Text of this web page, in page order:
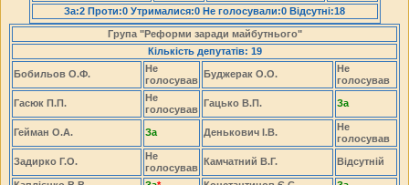
За:2 Проти:0 Утрималися:0 Не голосували:0 Відсутні:18
Група "Реформи заради майбутнього"
Кількість депутатів: 19
Бобильов О.Ф.
Не
голосував
Буджерак О.О.
Не
голосував
Гасюк П.П.
Не
голосував
Гацько В.П. За
Гейман О.А. За Денькович І.В.
Не
голосував
Задирко Г.О.
Не
голосував
Камчатний В.Г. Відсутній